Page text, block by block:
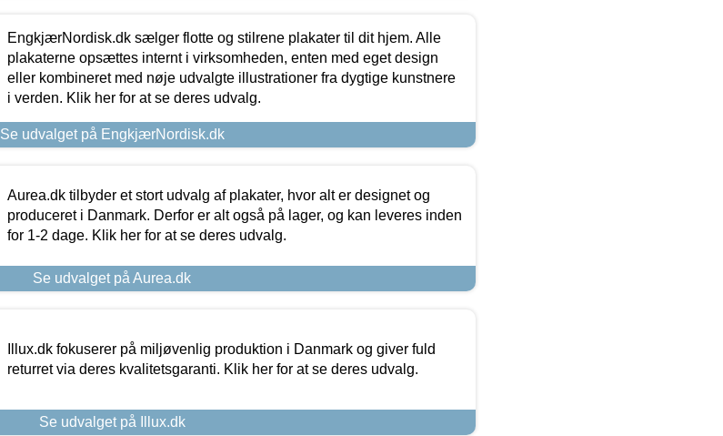
EngkjærNordisk.dk sælger flotte og stilrene plakater til dit hjem. Alle
plakaterne opsættes internt i virksomheden, enten med eget design
eller kombineret med nøje udvalgte illustrationer fra dygtige kunstnere
i verden. Klik her for at se deres udvalg.
Se udvalget på EngkjærNordisk.dk
Aurea.dk tilbyder et stort udvalg af plakater, hvor alt er designet og
produceret i Danmark. Derfor er alt også på lager, og kan leveres inden
for 1-2 dage. Klik her for at se deres udvalg.
Se udvalget på Aurea.dk
Illux.dk fokuserer på miljøvenlig produktion i Danmark og giver fuld
returret via deres kvalitetsgaranti. Klik her for at se deres udvalg.
Se udvalget på Illux.dk